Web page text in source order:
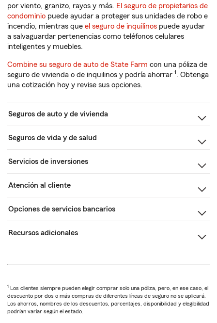
por viento, granizo, rayos y más. El seguro de propietarios de
condominio puede ayudar a proteger sus unidades de robo e
incendio, mientras que el seguro de inquilinos puede ayudar
a salvaguardar pertenencias como teléfonos celulares
inteligentes y muebles.
Combine su seguro de auto de State Farm con una póliza de
seguro de vivienda o de inquilinos y podría ahorrar 1. Obtenga
una cotización hoy y revise sus opciones.
Seguros de auto y de vivienda
Seguros de vida y de salud
Servicios de inversiones
Atención al cliente
Opciones de servicios bancarios
Recursos adicionales
1 Los clientes siempre pueden elegir comprar solo una póliza, pero, en ese caso, el
descuento por dos o más compras de diferentes líneas de seguro no se aplicará.
Los ahorros, nombres de los descuentos, porcentajes, disponibilidad y elegibilidad
podrían variar según el estado.